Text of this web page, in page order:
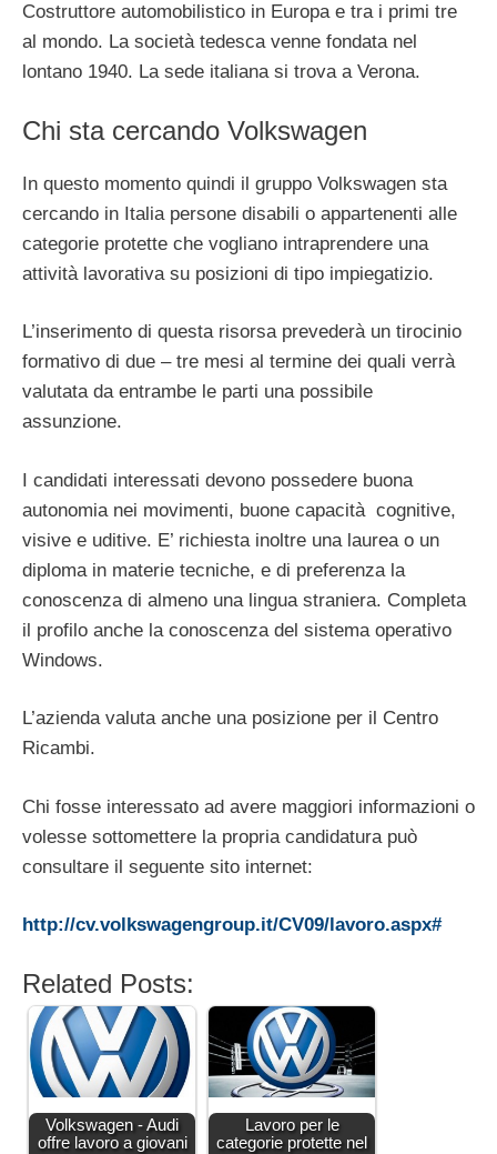
Costruttore automobilistico in Europa e tra i primi tre
al mondo. La società tedesca venne fondata nel
lontano 1940. La sede italiana si trova a Verona.
Chi sta cercando Volkswagen
In questo momento quindi il gruppo Volkswagen sta
cercando in Italia persone disabili o appartenenti alle
categorie protette che vogliano intraprendere una
attività lavorativa su posizioni di tipo impiegatizio.
L’inserimento di questa risorsa prevederà un tirocinio
formativo di due – tre mesi al termine dei quali verrà
valutata da entrambe le parti una possibile
assunzione.
I candidati interessati devono possedere buona
autonomia nei movimenti, buone capacità cognitive,
visive e uditive. E’ richiesta inoltre una laurea o un
diploma in materie tecniche, e di preferenza la
conoscenza di almeno una lingua straniera. Completa
il profilo anche la conoscenza del sistema operativo
Windows.
L’azienda valuta anche una posizione per il Centro
Ricambi.
Chi fosse interessato ad avere maggiori informazioni o
volesse sottomettere la propria candidatura può
consultare il seguente sito internet:
http://cv.volkswagengroup.it/CV09/lavoro.aspx#
Related Posts:
Volkswagen - Audi
offre lavoro a giovani
Lavoro per le
categorie protette nel